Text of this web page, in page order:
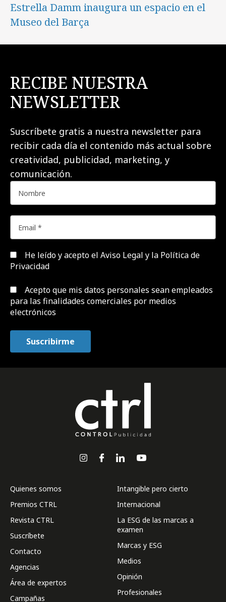
Estrella Damm inaugura un espacio en el
Museo del Barça
RECIBE NUESTRA
NEWSLETTER
Suscríbete gratis a nuestra newsletter para
recibir cada día el contenido más actual sobre
creatividad, publicidad, marketing, y
comunicación.
He leído y acepto el Aviso Legal y la Política de
Privacidad
Acepto que mis datos personales sean empleados
para las finalidades comerciales por medios
electrónicos
Quienes somos
Premios CTRL
Revista CTRL
Suscríbete
Contacto
Agencias
Área de expertos
Campañas
Intangible pero cierto
Internacional
La ESG de las marcas a
examen
Marcas y ESG
Medios
Opinión
Profesionales